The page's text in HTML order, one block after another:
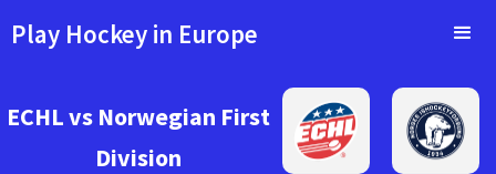
Play Hockey in Europe
ECHL vs Norwegian First
Division